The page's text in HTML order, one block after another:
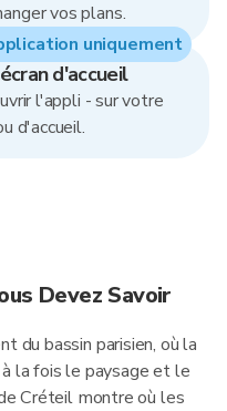
vos plans.
d'accueil
l'appli - sur votre
d'accueil.
uniquement
Devez Savoir
du bassin parisien, où la
la fois le paysage et le
Créteil montre où les